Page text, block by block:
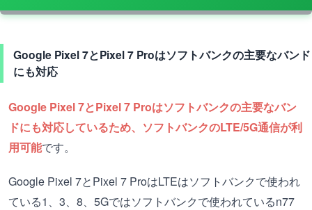
Google Pixel 7とPixel 7 Proはソフトバンクの主要なバンド
にも対応
Google Pixel 7とPixel 7 Proはソフトバンクの主要なバン
ドにも対応しているため、ソフトバンクのLTE/5G通信が利
用可能です。
Google Pixel 7とPixel 7 ProはLTEはソフトバンクで使われ
ている1、3、8、5Gではソフトバンクで使われているn77